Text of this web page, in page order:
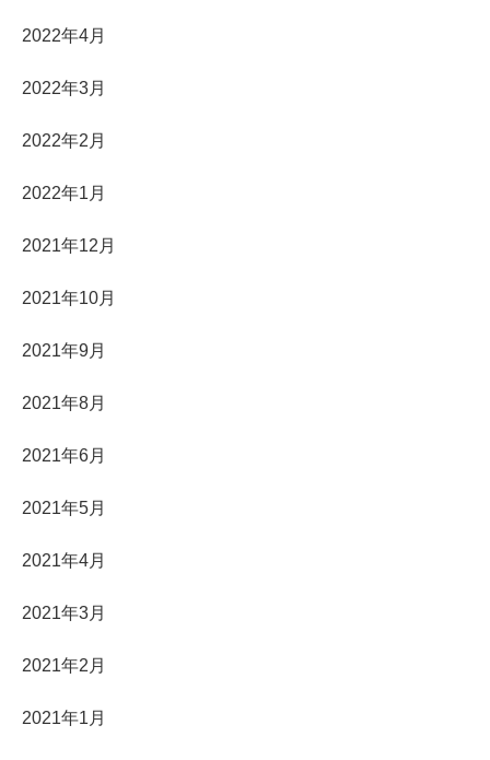
2022年4月
2022年3月
2022年2月
2022年1月
2021年12月
2021年10月
2021年9月
2021年8月
2021年6月
2021年5月
2021年4月
2021年3月
2021年2月
2021年1月